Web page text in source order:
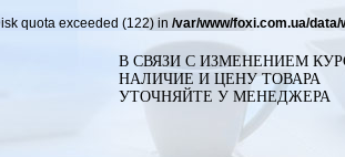
quota exceeded (122) in /var/www/foxi.com.ua/
В СВЯЗИ С ИЗМЕНЕНИЕМ
НАЛИЧИЕ И ЦЕНУ ТОВАРА
УТОЧНЯЙТЕ У МЕНЕДЖЕРА